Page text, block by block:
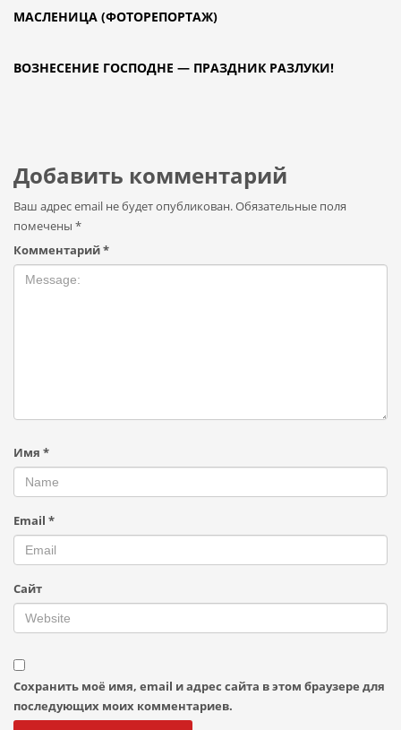
МАСЛЕНИЦА (ФОТОРЕПОРТАЖ)
ВОЗНЕСЕНИЕ ГОСПОДНЕ — ПРАЗДНИК РАЗЛУКИ!
Добавить комментарий
Ваш адрес email не будет опубликован.Обязательные поля
помечены *
Комментарий*
Имя *
Email *
Сайт
Сохранить моё имя, email и адрес сайта в этом браузере для
последующих моих комментариев.